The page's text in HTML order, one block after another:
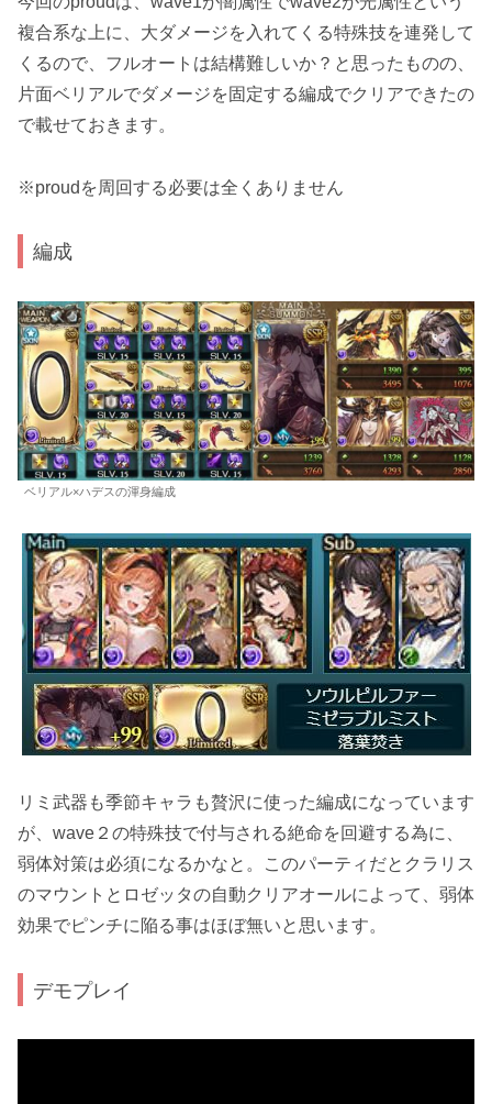
複合系な上に、大ダメージを入れてくる特殊技を連発して
くるので、フルオートは結構難しいか？と思ったものの、
片面ベリアルでダメージを固定する編成でクリアできたの
で載せておきます。
※proudを周回する必要は全くありません
編成
ベリアル×ハデスの渾身編成
リミ武器も季節キャラも贅沢に使った編成になっています
が、wave２の特殊技で付与される絶命を回避する為に、
弱体対策は必須になるかなと。このパーティだとクラリス
のマウントとロゼッタの自動クリアオールによって、弱体
効果でピンチに陥る事はほぼ無いと思います。
デモプレイ